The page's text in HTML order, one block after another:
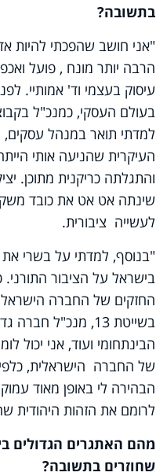
בתשובה?
"אני חושב שהפכתי להיות
הרבה יותר מונח , פועל
עיסוק בעצמי וד' אמותיי.
בעולם העסקי, כמנכ"ל
למדתי תואר במנהל עסקים,
העיקרית שהניעה אותי
והתגלתה כריקנית מתוכן.
שינתה אט אט את כובד
לעשייה ציבורית.
"בנוסף, למדתי על בשרי
בישראל על הציבור התורני.
החזקים של החברה
הבינתחומי ועוד, אני יכול
של החברה הישראלית,
הבהירה לי באופן מאוד
לרומם את הזהות היהודית
מהם האתגרים הגדולים
שחוזרים בתשובה?